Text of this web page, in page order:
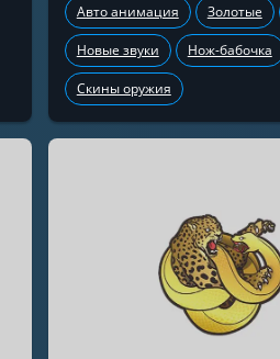
Авто анимация Золотые
Новые звуки Нож-бабочка
Скины оружия